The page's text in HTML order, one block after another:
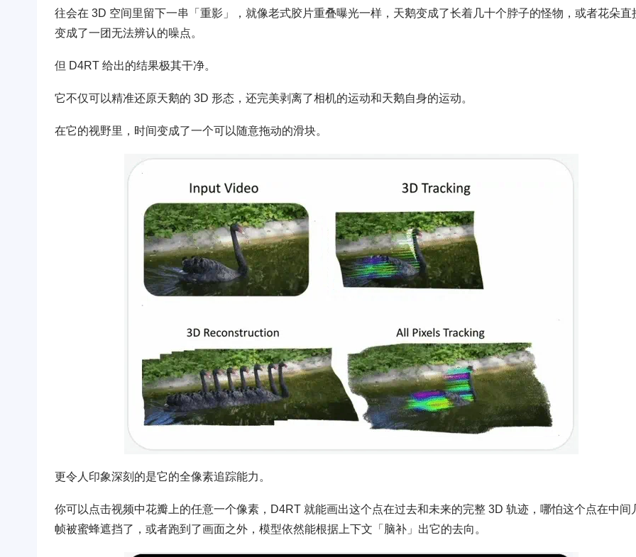
往会在 3D 空间里留下一串「重影」，就像老式胶片重叠曝光一样，天鹅变成了长着几十个脖子的怪物，或者花朵直
变成了一团无法辨认的噪点。
但 D4RT 给出的结果极其干净。
它不仅可以精准还原天鹅的 3D 形态，还完美剥离了相机的运动和天鹅自身的运动。
在它的视野里，时间变成了一个可以随意拖动的滑块。
更令人印象深刻的是它的全像素追踪能力。
你可以点击视频中花瓣上的任意一个像素，D4RT 就能画出这个点在过去和未来的完整 3D 轨迹，哪怕这个点在中间
帧被蜜蜂遮挡了，或者跑到了画面之外，模型依然能根据上下文「脑补」出它的去向。